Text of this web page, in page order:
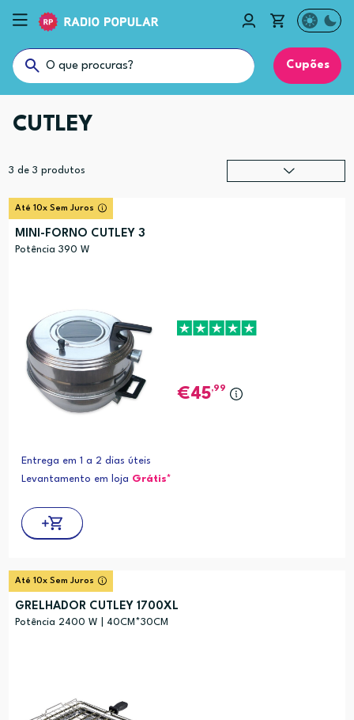
Cupões
CUTLEY
3 de 3 produtos
Até 10x Sem Juros
MINI-FORNO CUTLEY 3
Potência 390 W
45,99
Entrega em 1 a 2 dias úteis
Levantamento em loja Grátis*
Até 10x Sem Juros
GRELHADOR CUTLEY 1700XL
Potência 2400 W | 40CM*30CM